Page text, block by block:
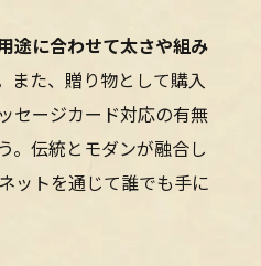
途に合わせて太さや組み
また、贈り物として購入
セージカード対応の有無
。伝統とモダンが融合し
ットを通じて誰でも手に